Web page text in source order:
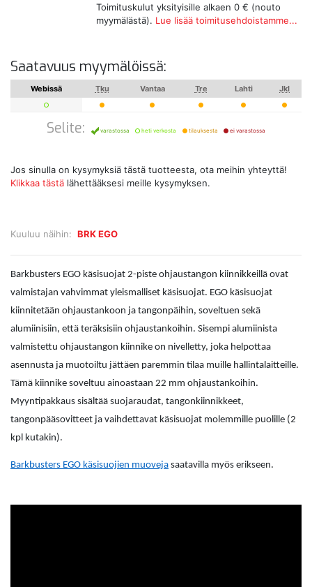
Kuuluu näihin: BRK EGO
Toimituskulut yksityisille alkaen 0 € (nouto
myymälästä). Lue lisää toimitusehdoistamme...
Saatavuus myymälöissä:
Webissä Tku Vantaa Tre Lahti Jkl
Selite: varastossa heti verkosta tilauksesta ei varastossa
Jos sinulla on kysymyksiä tästä tuotteesta, ota meihin yhteyttä!
Klikkaa tästä lähettääksesi meille kysymyksen.
Barkbusters EGO käsisuojat 2-piste ohjaustangon kiinnikkeillä ovat
valmistajan vahvimmat yleismalliset käsisuojat. EGO käsisuojat
kiinnitetään ohjaustankoon ja tangonpäihin, soveltuen sekä
alumiinisiin, että teräksisiin ohjaustankoihin. Sisempi alumiinista
valmistettu ohjaustangon kiinnike on nivelletty, joka helpottaa
asennusta ja muotoiltu jättäen paremmin tilaa muille hallintalaitteille.
Tämä kiinnike soveltuu ainoastaan 22 mm ohjaustankoihin.
Myyntipakkaus sisältää suojaraudat, tangonkiinnikkeet,
tangonpääsovitteet ja vaihdettavat käsisuojat molemmille puolille (2
kpl kutakin).
Barkbusters EGO käsisuojien muoveja saatavilla myös erikseen.